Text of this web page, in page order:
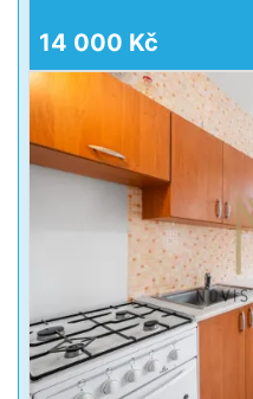
14 000 Kč